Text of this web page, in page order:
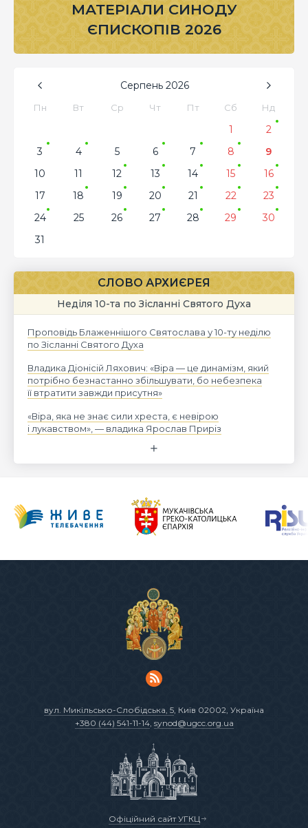
МАТЕРІАЛИ СИНОДУ
ЄПИСКОПІВ 2026
Серпень 2026
Пн Вт Ср Чт Пт Сб Нд
1
2
3
4 5 6 7 8
9
10
11 12 13 14 15
16
17
18 19 20 21 22
23
24
25 26 27 28 29
30
31
СЛОВО АРХИЄРЕЯ
Неділя 10-та по Зісланні Святого Духа
Проповідь Блаженнішого Святослава у 10-ту неділю
по Зісланні Святого Духа
Владика Діонісій Ляхович: «Віра — це динамізм, який
потрібно безнастанно збільшувати, бо небезпека
її втратити завжди присутня»
«Віра, яка не знає сили хреста, є невірою
і лукавством», — владика Ярослав Приріз
вул. Микільсько-Слобідська, 5, Київ 02002, Україна
+380 (44) 541-11-14, synod@ugcc.org.ua
Офіційний сайт УГКЦ